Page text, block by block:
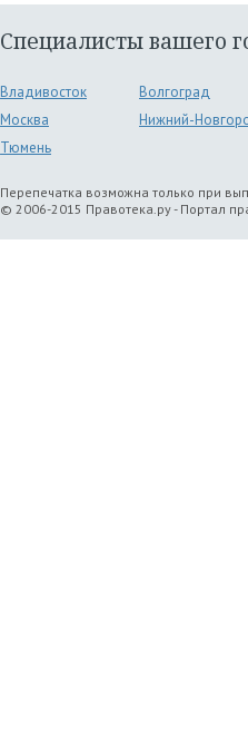
Специалисты вашего
Владивосток
Волгоград
Москва
Нижний-
Тюмень
Перепечатка возможна только при
© 2006-2015 Правотека.ру - Портал